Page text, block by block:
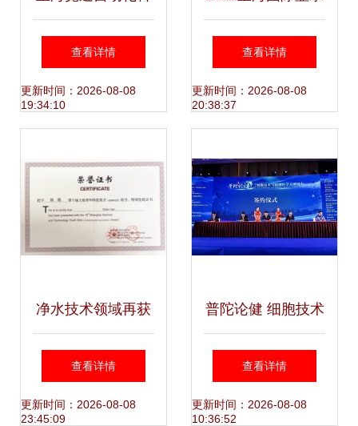
技 全面接近开关产
品列表与技术支持
查看详情
更新时间：2026-08-08
19:34:10
技术及应用创新展
DIC与上海技术咨
查看详情
更新时间：2026-08-08
20:38:37
净水技术领域再获
殊荣 青年编委陈嫣
荣获第十届上海青
查看详情
更新时间：2026-08-08
23:45:09
普陀论健 细胞技术
与精准医学高峰论
坛在沪举行
查看详情
更新时间：2026-08-08
10:36:52